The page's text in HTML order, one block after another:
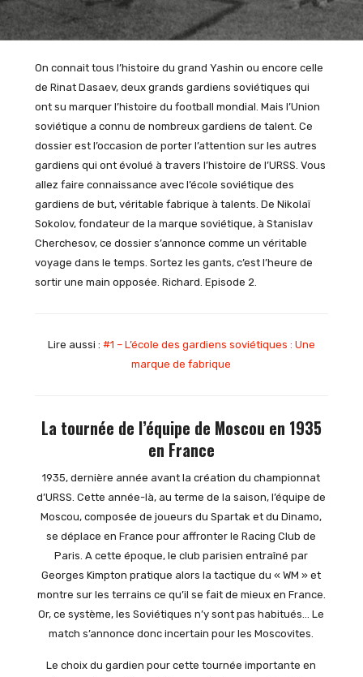
On connait tous l’histoire du grand Yashin ou encore celle
de Rinat Dasaev, deux grands gardiens soviétiques qui
ont su marquer l’histoire du football mondial. Mais l’Union
soviétique a connu de nombreux gardiens de talent. Ce
dossier est l’occasion de porter l’attention sur les autres
gardiens qui ont évolué à travers l’histoire de l’URSS. Vous
allez faire connaissance avec l’école soviétique des
gardiens de but, véritable fabrique à talents. De Nikolaï
Sokolov, fondateur de la marque soviétique, à Stanislav
Cherchesov, ce dossier s’annonce comme un véritable
voyage dans le temps. Sortez les gants, c’est l’heure de
sortir une main opposée. Richard. Episode 2.
Lire aussi : #1 – L’école des gardiens soviétiques : Une
marque de fabrique
La tournée de l’équipe de Moscou en 1935
en France
1935, dernière année avant la création du championnat
d’URSS. Cette année-là, au terme de la saison, l’équipe de
Moscou, composée de joueurs du Spartak et du Dinamo,
se déplace en France pour affronter le Racing Club de
Paris. A cette époque, le club parisien entraîné par
Georges Kimpton pratique alors la tactique du « WM » et
montre sur les terrains ce qu’il se fait de mieux en France.
Or, ce système, les Soviétiques n’y sont pas habitués… Le
match s’annonce donc incertain pour les Moscovites.
Le choix du gardien pour cette tournée importante en